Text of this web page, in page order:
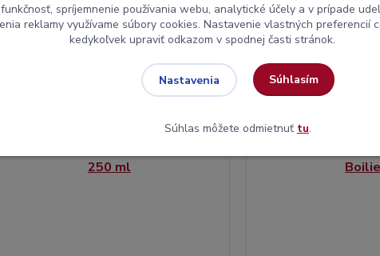
spríjemnenie používania webu, analytické účely a v prípade
reklamy využívame súbory cookies. Nastavenie vlastných preferencií
kedykoľvek upraviť odkazom v spodnej časti stránok.
Nastavenia Súhlasím
Súhlas môžete odmietnuť tu.